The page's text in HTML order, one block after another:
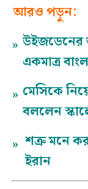
আরও পড়ুন:
» উইজডেনের
একমাত্র
» মেসিকে
বললেন
» শত্রু মনে
ইরান